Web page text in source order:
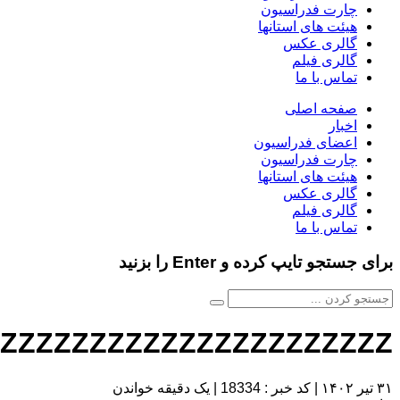
چارت فدراسیون
هیئت های استانها
گالری عکس
گالری فیلم
تماس با ما
صفحه اصلی
اخبار
اعضای فدراسیون
چارت فدراسیون
هیئت های استانها
گالری عکس
گالری فیلم
تماس با ما
برای جستجو تایپ کرده و Enter را بزنید
۳۱ تیر ۱۴۰۲ کد خبر : 18334
یک دقیقه خواندن